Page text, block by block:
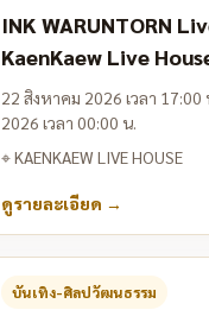
INK WARUNTORN
KaenKaew Live
22 สิงหาคม 2026 เวลา
2026 เวลา 00:00 น.
⌖KAENKAEW LIVE HOUSE
ดูรายละเอียด →
บันเทิง-ศิลปวัฒนธรรม